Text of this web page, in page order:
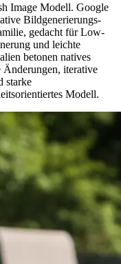
Image Modell. Google
Bildgenerierungs-
gedacht für Low-
und leichte
betonen natives
iterative
starke
Modell.